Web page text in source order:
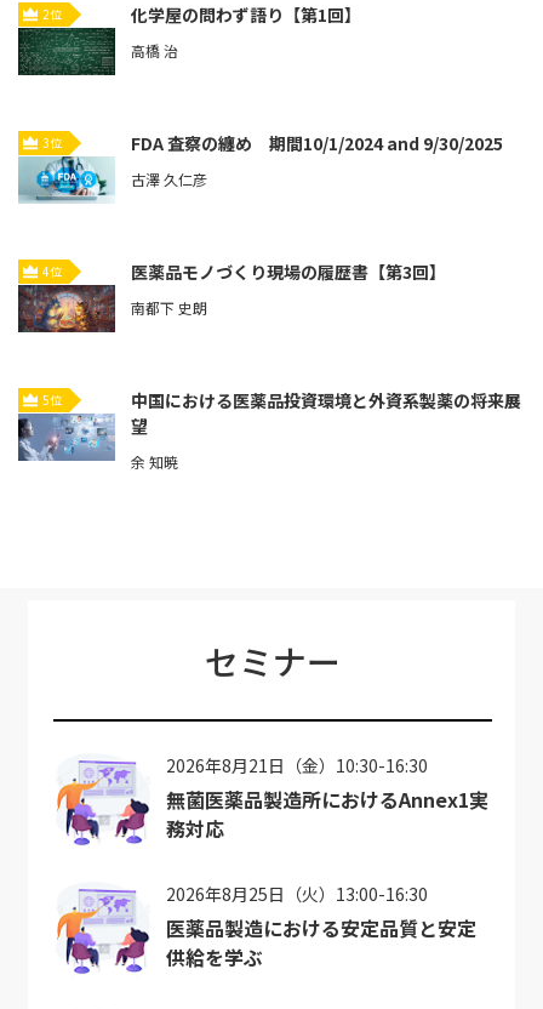
2位 化学屋の問わず語り【第1回】
高橋 治
3位 FDA 査察の纏め 期間10/1/2024 and 9/30/2025
古澤 久仁彦
4位 医薬品モノづくり現場の履歴書【第3回】
南都下 史朗
5位
中国における医薬品投資環境と外資系製薬の将来展
望
余 知暁
セミナー
2026年8月21日（金）10:30-16:30
無菌医薬品製造所におけるAnnex1実
務対応
2026年8月25日（火）13:00-16:30
医薬品製造における安定品質と安定
供給を学ぶ